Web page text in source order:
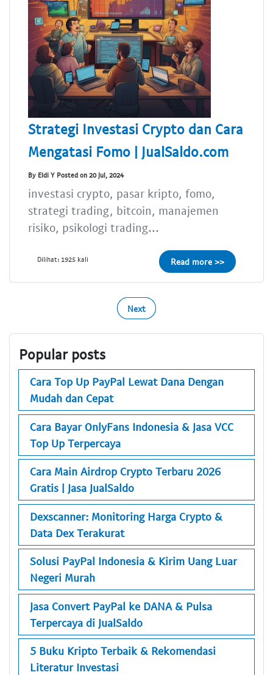
Strategi Investasi Crypto dan Cara
Mengatasi Fomo | JualSaldo.com
By Eldi Y Posted on 20 Jul, 2024
investasi crypto, pasar kripto, fomo,
strategi trading, bitcoin, manajemen
risiko, psikologi trading...
Dilihat: 1925 kali Read more >>
Next
Popular posts
Cara Top Up PayPal Lewat Dana Dengan
Mudah dan Cepat
Cara Bayar OnlyFans Indonesia & Jasa VCC
Top Up Terpercaya
Cara Main Airdrop Crypto Terbaru 2026
Gratis | Jasa JualSaldo
Dexscanner: Monitoring Harga Crypto &
Data Dex Terakurat
Solusi PayPal Indonesia & Kirim Uang Luar
Negeri Murah
Jasa Convert PayPal ke DANA & Pulsa
Terpercaya di JualSaldo
5 Buku Kripto Terbaik & Rekomendasi
Literatur Investasi